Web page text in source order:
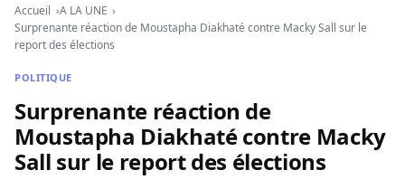
Accueil
A LA UNE
Surprenante réaction de Moustapha Diakhaté contre Macky Sall sur le
report des élections
POLITIQUE
Surprenante réaction de
Moustapha Diakhaté contre Macky
Sall sur le report des élections